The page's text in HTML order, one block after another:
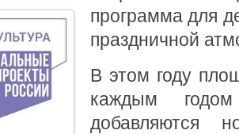
программа для
праздничной
В этом году
каждым
добавляются